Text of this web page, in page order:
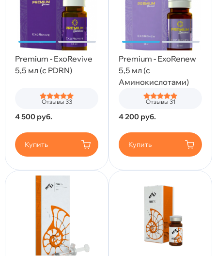
Premium - ExoRevive
5,5 мл (с PDRN)
Отзывы 33
4 500 руб.
Купить
Premium - ExoRenew
5,5 мл (с
Аминокислотами)
Отзывы 31
4 200 руб.
Купить